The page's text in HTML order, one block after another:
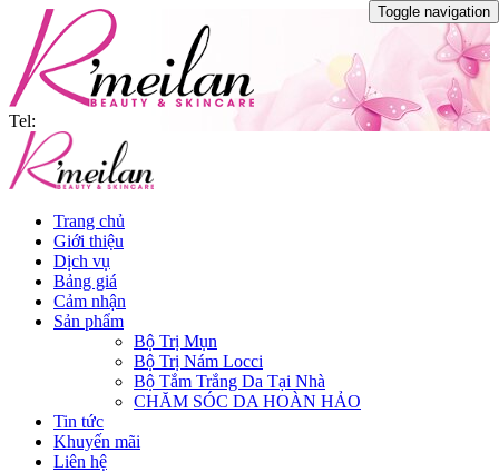
Tel:
Toggle navigation
Trang chủ
Giới thiệu
Dịch vụ
Bảng giá
Cảm nhận
Sản phẩm
Bộ Trị Mụn
Bộ Trị Nám Locci
Bộ Tắm Trắng Da Tại Nhà
CHĂM SÓC DA HOÀN HẢO
Tin tức
Khuyến mãi
Liên hệ